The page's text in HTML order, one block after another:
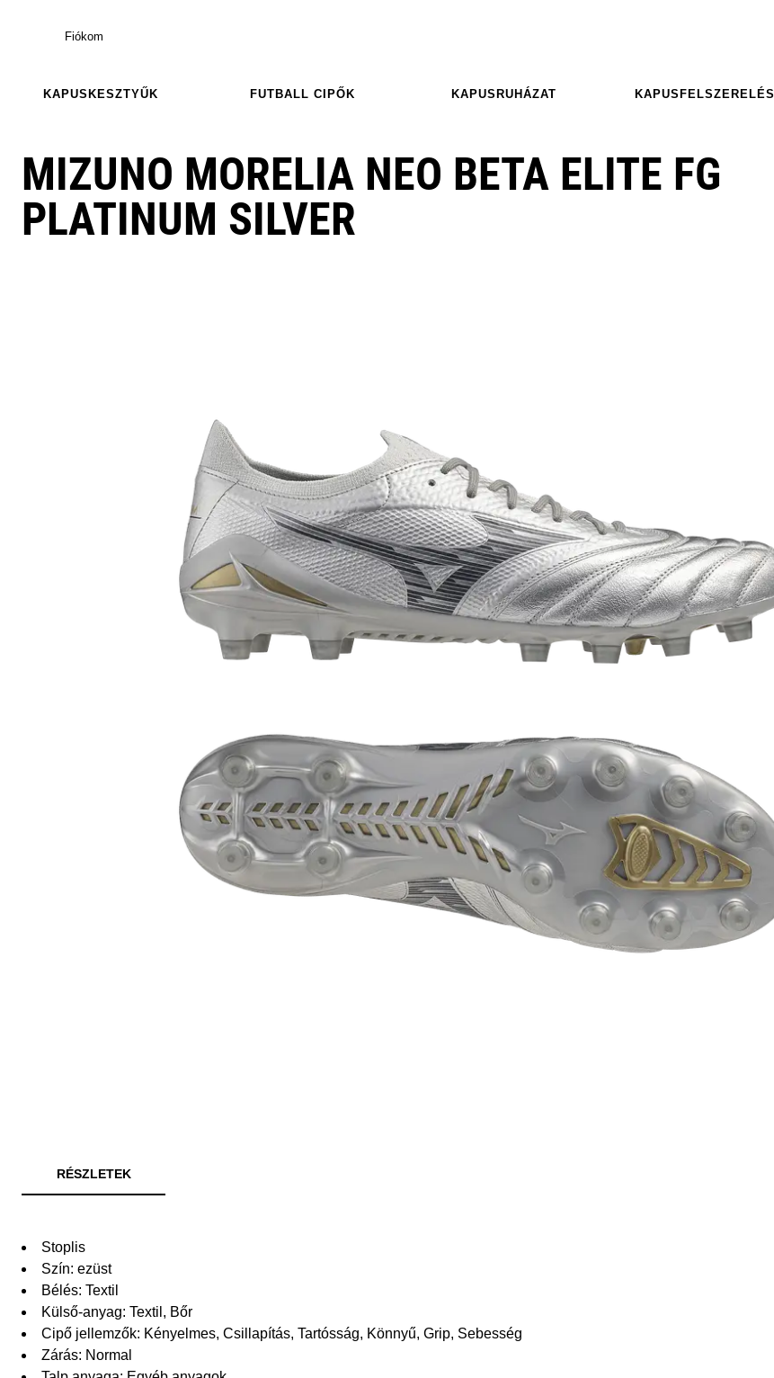
Fiókom
KAPUSKESZTYŰK FUTBALL CIPŐK KAPUSRUHÁZAT KAPUSFELSZERELÉS
MIZUNO MORELIA NEO BETA ELITE FG
PLATINUM SILVER
RÉSZLETEK
Stoplis
Szín: ezüst
Bélés: Textil
Külső-anyag: Textil, Bőr
Cipő jellemzők: Kényelmes, Csillapítás, Tartósság, Könnyű, Grip, Sebesség
Zárás: Normal